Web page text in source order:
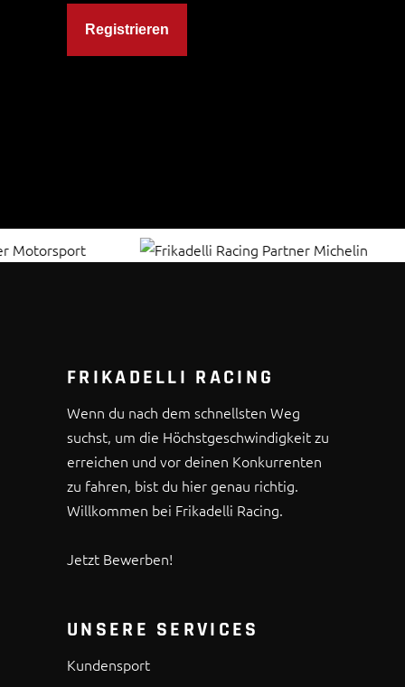
FRIKADELLI RACING
Wenn du nach dem schnellsten Weg
suchst, um die Höchstgeschwindigkeit zu
erreichen und vor deinen Konkurrenten
zu fahren, bist du hier genau richtig.
Willkommen bei Frikadelli Racing.
Jetzt Bewerben!
UNSERE SERVICES
Kundensport